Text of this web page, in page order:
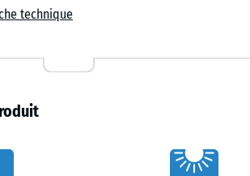
cas de chute jusqu’à 190 cm. Les
les équipements de jeux avec
les tours d’escalade, les filets d’escalade,
et les aires de jeux publiques.
signifie « End of Life Tyres » et désigne des
technique